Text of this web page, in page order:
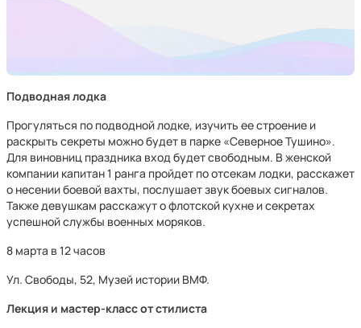
Подводная лодка
Прогуляться по подводной лодке, изучить ее строение и
раскрыть секреты можно будет в парке «Северное Тушино».
Для виновниц праздника вход будет свободным. В женской
компании капитан 1 ранга пройдет по отсекам лодки, расскажет
о несении боевой вахты, послушает звук боевых сигналов.
Также девушкам расскажут о флотской кухне и секретах
успешной службы военных моряков.
8 марта в 12 часов
Ул. Свободы, 52, Музей истории ВМФ.
Лекция и мастер-класс от стилиста